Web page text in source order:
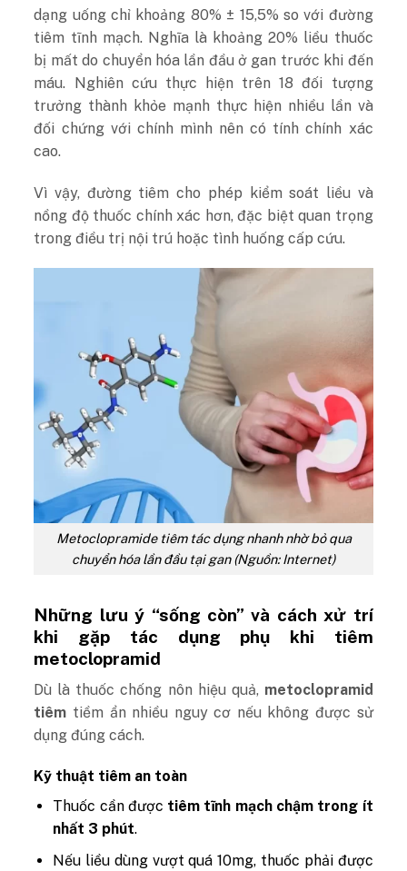
dạng uống chỉ khoảng 80% ± 15,5% so với đường
tiêm tĩnh mạch. Nghĩa là khoảng 20% liều thuốc
bị mất do chuyển hóa lần đầu ở gan trước khi đến
máu. Nghiên cứu thực hiện trên 18 đối tượng
trưởng thành khỏe mạnh thực hiện nhiều lần và
đối chứng với chính mình nên có tính chính xác
cao.
Vì vậy, đường tiêm cho phép kiểm soát liều và
nồng độ thuốc chính xác hơn, đặc biệt quan trọng
trong điều trị nội trú hoặc tình huống cấp cứu.
Metoclopramide tiêm tác dụng nhanh nhờ bỏ qua
chuyển hóa lần đầu tại gan (Nguồn: Internet)
Những lưu ý “sống còn” và cách xử trí
khi gặp tác dụng phụ khi tiêm
metoclopramid
Dù là thuốc chống nôn hiệu quả, metoclopramid
tiêm tiềm ẩn nhiều nguy cơ nếu không được sử
dụng đúng cách.
Kỹ thuật tiêm an toàn
Thuốc cần được tiêm tĩnh mạch chậm trong ít
nhất 3 phút.
Nếu liều dùng vượt quá 10mg, thuốc phải được